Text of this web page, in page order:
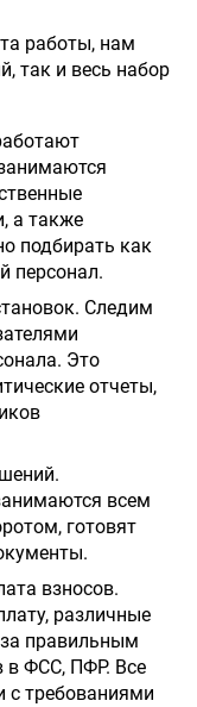
работы, нам
так и весь набор
а также
подбирать как
персонал.
Следим
Это
отчеты,
всем
готовят
взносов.
различные
правильным
в ФСС, ПФР. Все
с требованиями